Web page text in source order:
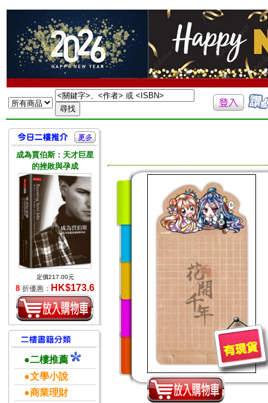
成為賈伯斯：天才巨星
的挫敗與孕成
定價217.00元
8 折優惠： HK$173.6
●二樓推薦
●文學小說
●商業理財